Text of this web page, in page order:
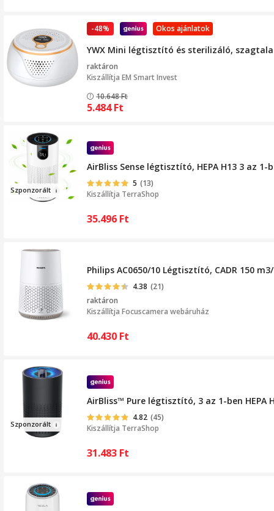
Okos ajánlatok
-48%
YWX Mini légtisztító és sterilizáló,
raktáron
Kiszállítja EM Smart Invest
10.648Ft
5.484Ft
Szponzorált
AirBliss Sense légtisztító, HEPA H13 3 az
5 (13)
Kiszállítja TerraShop
35.496 Ft
Philips AC0650/10 Légtisztító, CADR 150
4.38 (21)
raktáron
Kiszállítja Focuscamera webáruház
40.430 Ft
Szponzorált
AirBliss™ Pure légtisztító, 3 az 1-ben
4.82 (45)
Kiszállítja TerraShop
31.483 Ft